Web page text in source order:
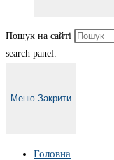
Пошук на сайті
search panel.
Меню Закрити
Головна